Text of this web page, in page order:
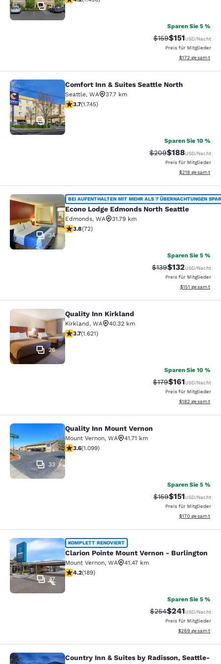
31
Sparen Sie 5 %
Durchgestrichener
$159Vergünstigter
$151USD/Nacht
Preis für Mitglieder
Geschätzte
$172 gesamt
Comfort Inn & Suites Seattle North
26
Comfort Inn & Suites Seattle North
Seattle, WA
37.7 km
3.74-Sterne-Bewertung. Gut. 1745 Bewertungen
3.7(1.745)
Sparen Sie 10 %
Durchgestrichener
$209Vergünstigter
$188USD/Nacht
Preis für Mitglieder
Geschätzte
$218 gesamt
Econo Lodge Edmonds North
34
BEI AUFENTHALTEN MIT MEHR ALS 7 ÜBERNACHTUNGEN
Econo Lodge Edmonds North Seattle
Edmonds, WA
31.79 km
3.82-Sterne-Bewertung. Gut. 72 Bewertungen
3.8(72)
Sparen Sie 5 %
Durchgestrichener
$139Vergünstigter
$132USD/Nacht
Preis für Mitglieder
Geschätzte
$151 gesamt
Quality Inn Kirkland
26
Quality Inn Kirkland
Kirkland, WA
40.32 km
3.69-Sterne-Bewertung. Gut. 1621 Bewertungen
3.7(1.621)
Sparen Sie 10 %
Durchgestrichener
$179Vergünstigter
$161USD/Nacht
Preis für Mitglieder
Geschätzte
$182 gesamt
Quality Inn Mount Vernon
33
Quality Inn Mount Vernon
Mount Vernon, WA
41.71 km
3.6-Sterne-Bewertung. Gut. 1099 Bewertungen
3.6(1.099)
Sparen Sie 5 %
Durchgestrichener
$159Vergünstigter
$151USD/Nacht
Preis für Mitglieder
Geschätzte
$170 gesamt
Clarion Pointe Mount Vernon -
47
KOMPLETT RENOVIERT
Clarion Pointe Mount Vernon - Burlington
Mount Vernon, WA
41.47 km
4.24-Sterne-Bewertung. Hervorragend. 189
4.2(189)
Sparen Sie 5 %
Durchgestrichener
$254Vergünstigter
$241USD/Nacht
Preis für Mitglieder
Geschätzte
$269 gesamt
Country Inn & Suites by Radisson,
Country Inn & Suites by Radisson, Seattle-